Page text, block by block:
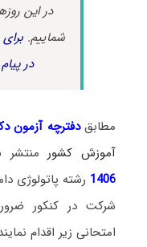
در این
شماییم.
در
مطابق دفترچه آزمون
آموزش کشورمنتشر
1406 رشته پاتولوژی
شرکت در کنکور
امتحانی زیر اقدام